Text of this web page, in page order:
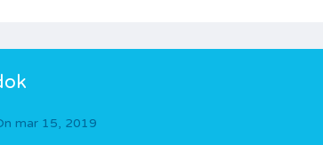
mar 15, 2019